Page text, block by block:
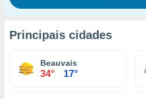
Principais cidades
Beauvais
34° 17°